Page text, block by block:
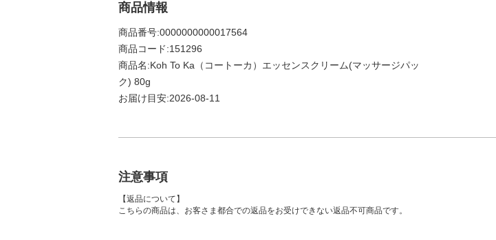
商品情報
商品番号:0000000000017564
商品コード:151296
商品名:Koh To Ka（コートーカ）エッセンスクリーム(マッサージパッ
ク) 80g
お届け目安:2026-08-11
注意事項
【返品について】
こちらの商品は、お客さま都合での返品をお受けできない返品不可商品です。